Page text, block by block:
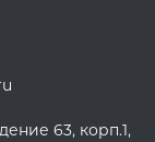
63, корп.1,